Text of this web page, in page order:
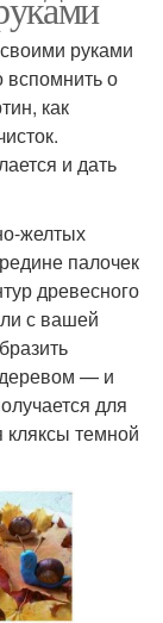
руками
вспомнить о
как
и дать
желтых
палочек
древесного
с вашей
— и
для
кляксы темной